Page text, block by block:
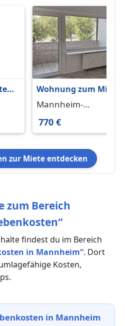
Wohnung zum Mieten
in Mannheim-
m²
Mannheim-
Feudenheim 68259
770 €
zur Miete entdecken
zum Bereich
findest du im Bereich
in Mannheim“. Dort
Kosten,
in Mannheim